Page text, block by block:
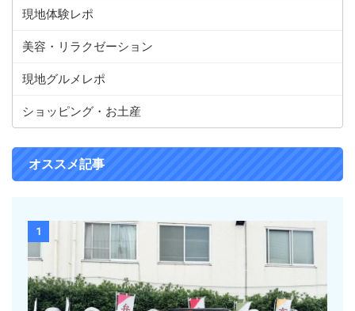
現地体験レポ
美容・リラクゼーション
現地グルメレポ
ショッピング・お土産
オススメ記事
1